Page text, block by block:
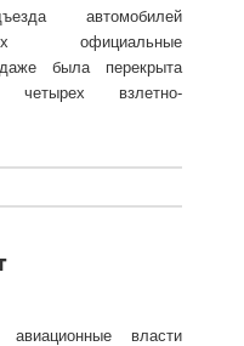
автомобилей
официальные
была перекрыта
взлетно-
авиационные власти